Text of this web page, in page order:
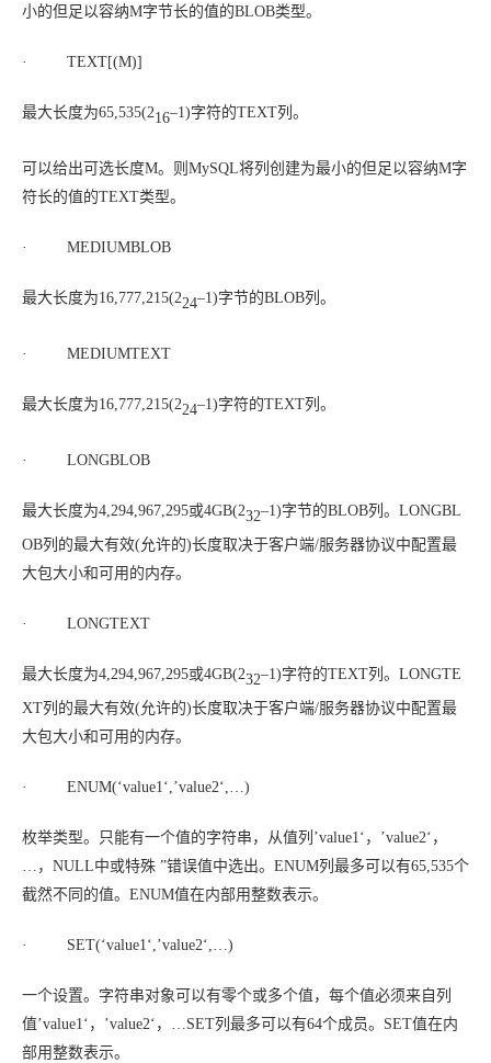
小的但足以容纳M字节长的值的BLOB类型。
· TEXT[(M)]
最大长度为65,535(216–1)字符的TEXT列。
可以给出可选长度M。则MySQL将列创建为最小的但足以容纳M字
符长的值的TEXT类型。
· MEDIUMBLOB
最大长度为16,777,215(224–1)字节的BLOB列。
· MEDIUMTEXT
最大长度为16,777,215(224–1)字符的TEXT列。
· LONGBLOB
最大长度为4,294,967,295或4GB(232–1)字节的BLOB列。LONGBL
OB列的最大有效(允许的)长度取决于客户端/服务器协议中配置最
大包大小和可用的内存。
· LONGTEXT
最大长度为4,294,967,295或4GB(232–1)字符的TEXT列。LONGTE
XT列的最大有效(允许的)长度取决于客户端/服务器协议中配置最
大包大小和可用的内存。
· ENUM(‘value1‘,’value2‘,…)
枚举类型。只能有一个值的字符串，从值列’value1‘，’value2‘，
…，NULL中或特殊 ”错误值中选出。ENUM列最多可以有65,535个
截然不同的值。ENUM值在内部用整数表示。
· SET(‘value1‘,’value2‘,…)
一个设置。字符串对象可以有零个或多个值，每个值必须来自列
值’value1‘，’value2‘，…SET列最多可以有64个成员。SET值在内
部用整数表示。